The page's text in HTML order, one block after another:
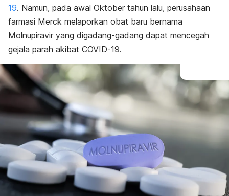
19. Namun, pada awal Oktober tahun lalu, perusahaan
farmasi Merck melaporkan obat baru bernama
Molnupiravir yang digadang-gadang dapat mencegah
gejala parah akibat COVID-19.